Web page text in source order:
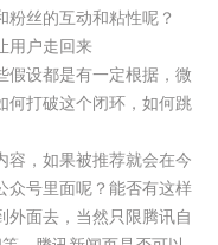
粉丝的互动和粘性呢？
用户走回来
设都是有一定根据，微
何打破这个闭环，如何跳
，如果被推荐就会在今
众号里面呢？能否有这样
外面去，当然只限腾讯自